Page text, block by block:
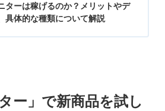
ターは稼げるのか？メリットやデ
具体的な種類について解説
ー」で新商品を試し